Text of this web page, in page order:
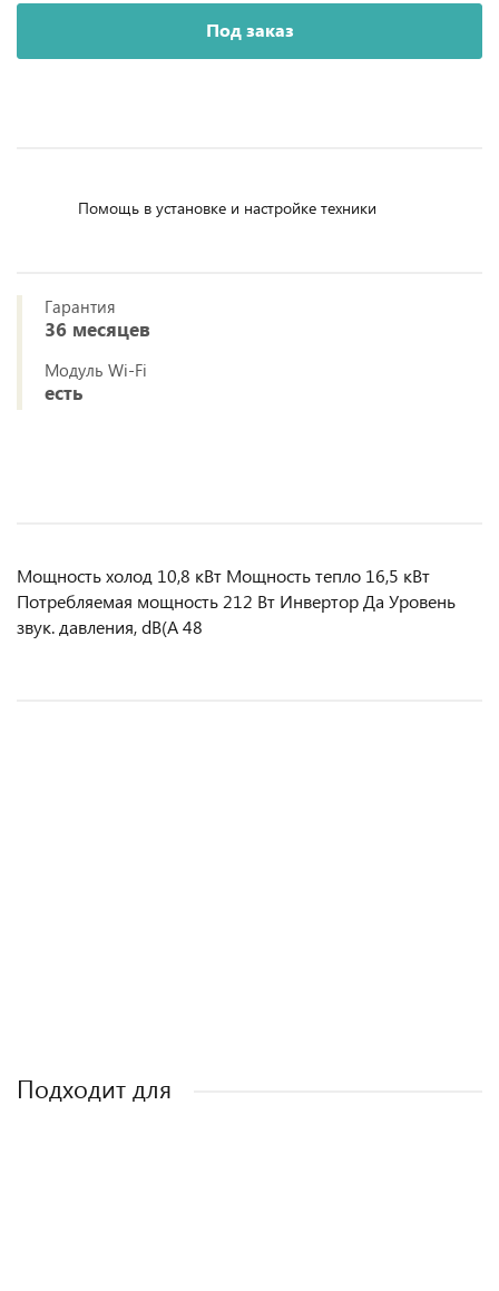
Под заказ
Помощь в установке и настройке техники
Гарантия
36 месяцев
Модуль Wi-Fi
есть
Мощность холод 10,8 кВт Мощность тепло 16,5 кВт
Потребляемая мощность 212 Вт Инвертор Да Уровень
звук. давления, dB(A 48
Подходит для